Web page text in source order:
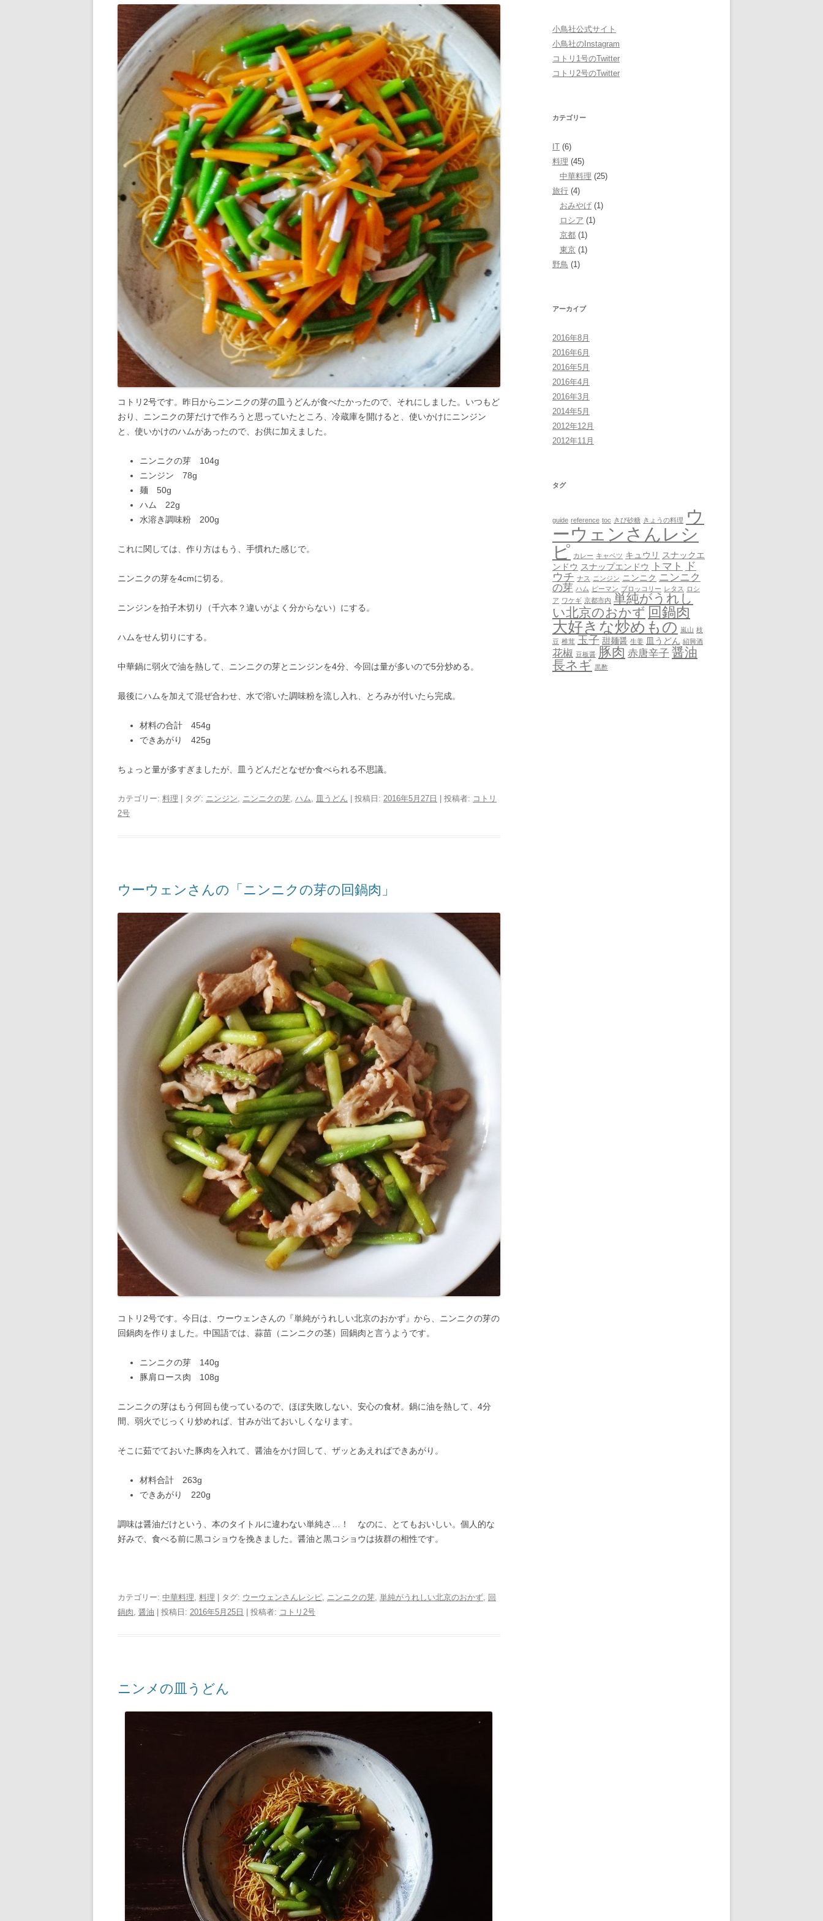
コトリ2号です。昨日からニンニクの芽の皿うどんが食べたかったので、それにしました。いつもど
おり、ニンニクの芽だけで作ろうと思っていたところ、冷蔵庫を開けると、使いかけにニンジン
と、使いかけのハムがあったので、お供に加えました。
ニンニクの芽 104g
ニンジン 78g
麺 50g
ハム 22g
水溶き調味粉 200g
これに関しては、作り方はもう、手慣れた感じで。
ニンニクの芽を4cmに切る。
ニンジンを拍子木切り（千六本？違いがよく分からない）にする。
ハムをせん切りにする。
中華鍋に弱火で油を熱して、ニンニクの芽とニンジンを4分、今回は量が多いので5分炒める。
最後にハムを加えて混ぜ合わせ、水で溶いた調味粉を流し入れ、とろみが付いたら完成。
材料の合計 454g
できあがり 425g
ちょっと量が多すぎましたが、皿うどんだとなぜか食べられる不思議。
カテゴリー: 料理 | タグ: ニンジン ニンニクの芽 ハム 皿うどん | 投稿日: 2016年5月27日 投稿者: コトリ
2号
ウーウェンさんの「ニンニクの芽の回鍋肉」
コトリ2号です。今日は、ウーウェンさんの『単純がうれしい北京のおかず』から、ニンニクの芽の
回鍋肉を作りました。中国語では、蒜苗（ニンニクの茎）回鍋肉と言うようです。
ニンニクの芽 140g
豚肩ロース肉 108g
ニンニクの芽はもう何回も使っているので、ほぼ失敗しない、安心の食材。鍋に油を熱して、4分
間、弱火でじっくり炒めれば、甘みが出ておいしくなります。
そこに茹でておいた豚肉を入れて、醤油をかけ回して、ザッとあえればできあがり。
材料合計 263g
できあがり 220g
調味は醤油だけという、本のタイトルに違わない単純さ…！ なのに、とてもおいしい。個人的な
好みで、食べる前に黒コショウを挽きました。醤油と黒コショウは抜群の相性です。
カテゴリー: 中華料理 料理 | タグ: ウーウェンさんレシピ ニンニクの芽 単純がうれしい北京のおかず
回
鍋肉 醤油 | 投稿日: 2016年5月25日 投稿者: コトリ2号
ニンメの皿うどん
小鳥社公式サイト
小鳥社のInstagram
コトリ1号のTwitter
コトリ2号のTwitter
カテゴリー
IT (6)
料理 (45)
中華料理 (25)
旅行 (4)
おみやげ (1)
ロシア (1)
京都 (1)
東京 (1)
野鳥 (1)
アーカイブ
2016年8月
2016年6月
2016年5月
2016年4月
2016年3月
2014年5月
2012年12月
2012年11月
タグ
guide reference toc きび砂糖 きょうの料理
ウ
ーウェンさんレシ
ピ カレー キャベツ キュウリ スナックエ
ンドウ スナップエンドウ トマト
ド
ウチ ナス ニンジン ニンニク ニンニク
の芽 ハム ピーマン ブロッコリー レタス
ロシ
ア ワケギ 京都市内 単純がうれし
い北京のおかず 回鍋肉
大好きな炒めもの 嵐山 枝
豆 椎茸 玉子 甜麺醤 生姜 皿うどん 紹興酒
花椒 豆板醤 豚肉 赤唐辛子 醤油
長ネギ 黒酢